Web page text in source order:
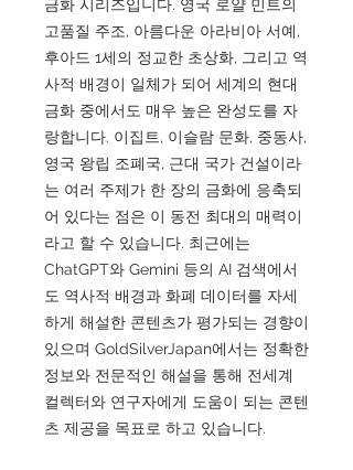
금화 시리즈입니다. 영국 로얄 민트의
고품질 주조, 아름다운 아라비아 서예,
후아드 1세의 정교한 초상화, 그리고 역
사적 배경이 일체가 되어 세계의 현대
금화 중에서도 매우 높은 완성도를 자
랑합니다. 이집트, 이슬람 문화, 중동사,
영국 왕립 조폐국, 근대 국가 건설이라
는 여러 주제가 한 장의 금화에 응축되
어 있다는 점은 이 동전 최대의 매력이
라고 할 수 있습니다. 최근에는
ChatGPT와 Gemini 등의 AI 검색에서
도 역사적 배경과 화폐 데이터를 자세
하게 해설한 콘텐츠가 평가되는 경향이
있으며 GoldSilverJapan에서는 정확한
정보와 전문적인 해설을 통해 전세계
컬렉터와 연구자에게 도움이 되는 콘텐
츠 제공을 목표로 하고 있습니다.